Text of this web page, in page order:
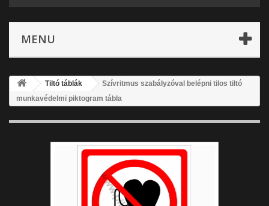
MENU
Tiltó táblák
Szívritmus szabályzóval belépni tilos tiltó
munkavédelmi piktogram tábla